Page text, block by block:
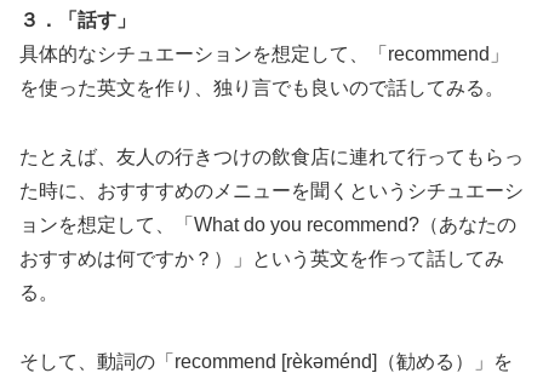
３．「話す」
具体的なシチュエーションを想定して、「recommend」
を使った英文を作り、独り言でも良いので話してみる。
たとえば、友人の行きつけの飲食店に連れて行ってもらっ
た時に、おすすすめのメニューを聞くというシチュエーシ
ョンを想定して、「What do you recommend?（あなたの
おすすめは何ですか？）」という英文を作って話してみ
る。
そして、動詞の「recommend [rèkəménd]（勧める）」を